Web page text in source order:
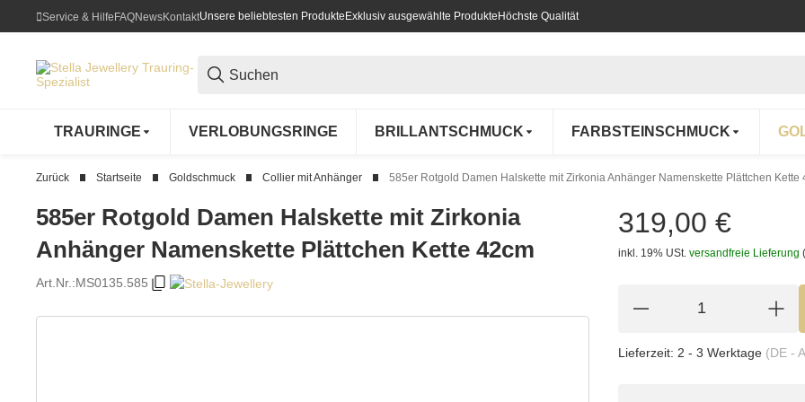
Service & HilfeFAQNewsKontaktUnsere beliebtesten Produkte Exklusiv ausgewählte Produkte Höchste Qualität
TRAURINGE VERLOBUNGSRINGE BRILLANTSCHMUCK FARBSTEINSCHMUCK
Zurück Startseite Goldschmuck Collier mit Anhänger 585er Rotgold Damen Halskette mit Zirkonia Anhänger Namenskette Plättchen Kette
585er Rotgold Damen Halskette mit Zirkonia
Anhänger Namenskette Plättchen Kette 42cm
Art.Nr.:MS0135.585
319,00 €
inkl. 19% USt. versandfreie Lieferung
Lieferzeit: 2 - 3 Werktage (DE -